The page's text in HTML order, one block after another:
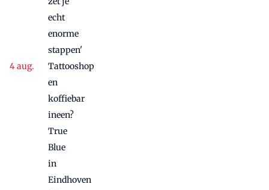
echt
enorme
stappen'
Tattooshop
en
koffiebar
ineen?
True
Blue
in
Eindhoven